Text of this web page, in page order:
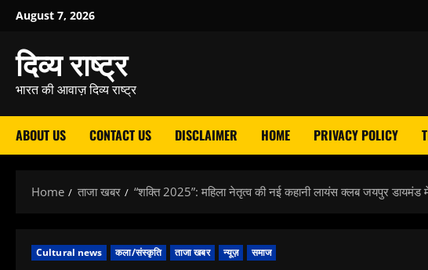
Skip
content
August 7, 2026
दिव्य राष्ट्र
भारत की आवाज़ दिव्य राष्ट्र
ABOUT US CONTACT US DISCLAIMER HOME PRIVACY POLICY
Home ताजा खबर “शक्ति 2025”: महिला नेतृत्व की नई कहानी लायंस क्लब जयपुर डायमंड
Cultural news कला/संस्कृति ताजा खबर न्यूज़ समाज